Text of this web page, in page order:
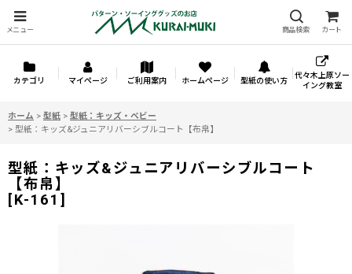
メニュー 商品検索 カート
カテゴリ マイページ ご利用案内 ホームページ 型紙の使い方
代々木上原ソー
イング教室
ホーム > 型紙 > 型紙：キッズ・ベビー
> 型紙：キッズ&ジュニアリバーシブルコート【布帛】
型紙：キッズ&ジュニアリバーシブルコート
【布帛】
[K-161]